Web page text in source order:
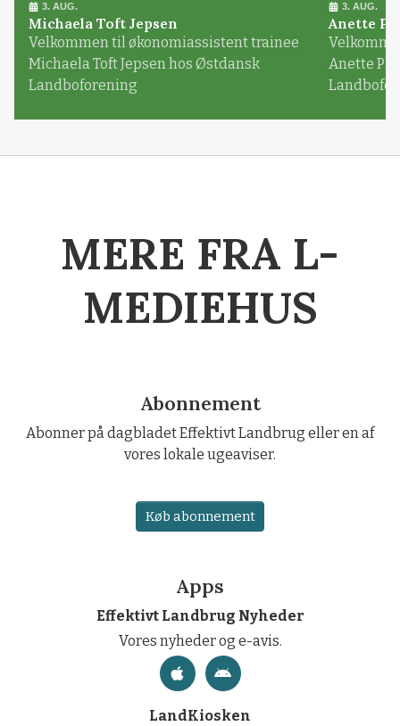
3. AUG.
Michaela Toft Jepsen
Velkommen til økonomiassistent trainee
Michaela Toft Jepsen hos Østdansk
Landboforening
3. AUG.
Anette
Anette
MERE FRA L-
MEDIEHUS
Abonnement
Abonner på dagbladet Effektivt Landbrug eller en af
vores lokale ugeaviser.
Køb abonnement
Apps
Effektivt Landbrug Nyheder
Vores nyheder og e-avis.
LandKiosken